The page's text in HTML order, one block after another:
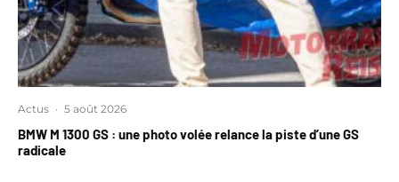
Actus · 5 août 2026
BMW M 1300 GS : une photo volée relance la piste d’une GS
radicale